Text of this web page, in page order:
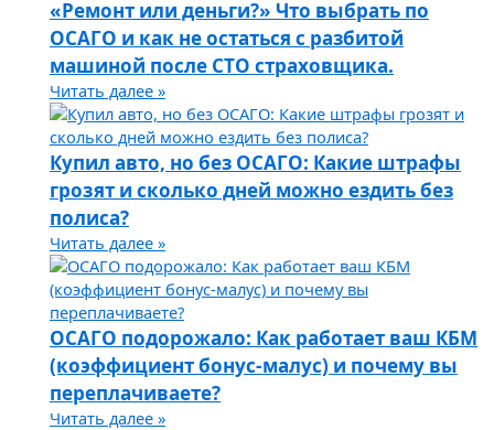
«Ремонт или деньги?» Что выбрать по
ОСАГО и как не остаться с разбитой
машиной после СТО страховщика.
Читать далее »
Купил авто, но без ОСАГО: Какие штрафы
грозят и сколько дней можно ездить без
полиса?
Читать далее »
ОСАГО подорожало: Как работает ваш КБМ
(коэффициент бонус-малус) и почему вы
переплачиваете?
Читать далее »